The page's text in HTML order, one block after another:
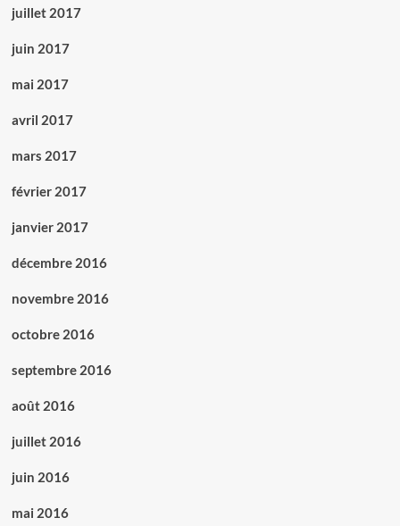
juillet 2017
juin 2017
mai 2017
avril 2017
mars 2017
février 2017
janvier 2017
décembre 2016
novembre 2016
octobre 2016
septembre 2016
août 2016
juillet 2016
juin 2016
mai 2016